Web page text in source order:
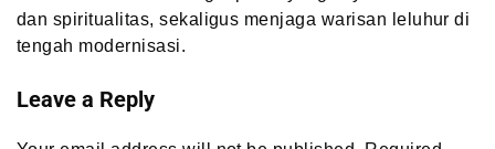
dan spiritualitas, sekaligus menjaga warisan leluhur di
tengah modernisasi.
Leave a Reply